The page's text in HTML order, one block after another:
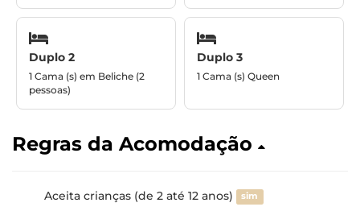
Duplo 2
1 Cama (s) em Beliche (2
pessoas)
Duplo 3
1 Cama (s) Queen
Regras da Acomodação
Aceita crianças (de 2 até 12 anos) sim